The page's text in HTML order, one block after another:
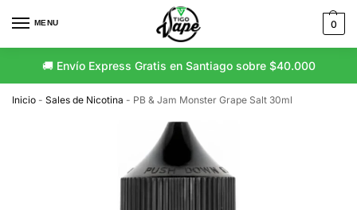
MENU 0
🚚 Envío Express Gratis en Santiago sobre $40.000
🚛 Envío Gratis a Regiones sobre $80.000
Inicio - Sales de Nicotina - PB & Jam Monster Grape Salt 30ml